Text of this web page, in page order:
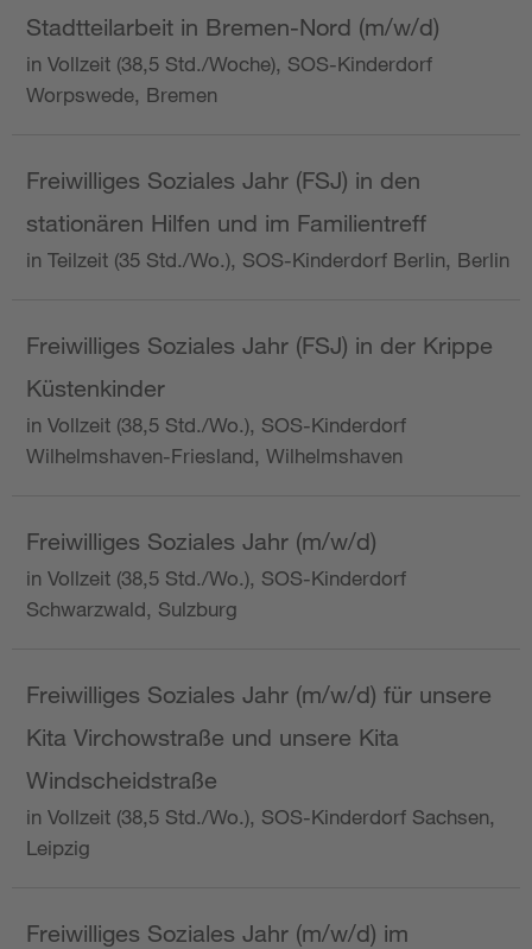
Stadtteilarbeit in Bremen-Nord (m/w/d)
in Vollzeit (38,5 Std./Woche), SOS-Kinderdorf
Worpswede, Bremen
Freiwilliges Soziales Jahr (FSJ) in den
stationären Hilfen und im Familientreff
in Teilzeit (35 Std./Wo.), SOS-Kinderdorf Berlin, Berlin
Freiwilliges Soziales Jahr (FSJ) in der Krippe
Küstenkinder
in Vollzeit (38,5 Std./Wo.), SOS-Kinderdorf
Wilhelmshaven-Friesland, Wilhelmshaven
Freiwilliges Soziales Jahr (m/w/d)
in Vollzeit (38,5 Std./Wo.), SOS-Kinderdorf
Schwarzwald, Sulzburg
Freiwilliges Soziales Jahr (m/w/d) für unsere
Kita Virchowstraße und unsere Kita
Windscheidstraße
in Vollzeit (38,5 Std./Wo.), SOS-Kinderdorf Sachsen,
Leipzig
Freiwilliges Soziales Jahr (m/w/d) im